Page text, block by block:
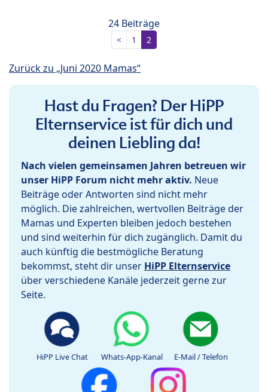
24 Beiträge
< 1 2
Zurück zu „Juni 2020 Mamas“
Hast du Fragen? Der HiPP
Elternservice ist für dich und
deinen Liebling da!
Nach vielen gemeinsamen Jahren betreuen wir
unser HiPP Forum nicht mehr aktiv. Neue
Beiträge oder Antworten sind nicht mehr
möglich. Die zahlreichen, wertvollen Beiträge der
Mamas und Experten bleiben jedoch bestehen
und sind weiterhin für dich zugänglich. Damit du
auch künftig die bestmögliche Beratung
bekommst, steht dir unser HiPP Elternservice
über verschiedene Kanäle jederzeit gerne zur
Seite.
HiPP Live Chat Whats-App-Kanal E-Mail / Telefon